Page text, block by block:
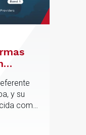
y su
como